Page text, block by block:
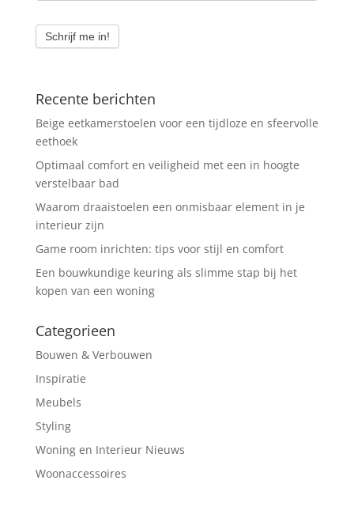
Schrijf me in!
Recente berichten
Beige eetkamerstoelen voor een tijdloze en sfeervolle
eethoek
Optimaal comfort en veiligheid met een in hoogte
verstelbaar bad
Waarom draaistoelen een onmisbaar element in je
interieur zijn
Game room inrichten: tips voor stijl en comfort
Een bouwkundige keuring als slimme stap bij het
kopen van een woning
Categorieen
Bouwen & Verbouwen
Inspiratie
Meubels
Styling
Woning en Interieur Nieuws
Woonaccessoires